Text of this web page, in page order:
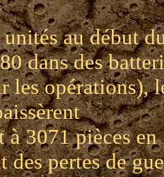
au début
dans des
les opérations),
à 3071 pièces en
pertes de